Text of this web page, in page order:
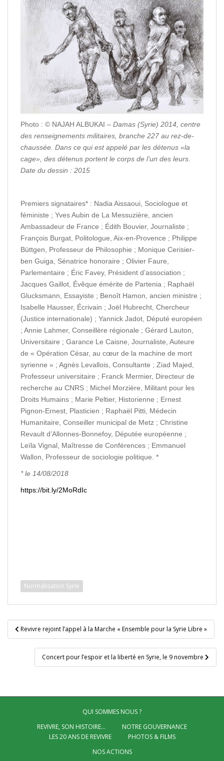
Photo : © NAJAH ALBUKAI – Damas (Syrie) 2014, centre
des renseignements militaires, branche 227 au rez-de-
chaussée. Dans ce qui est appelé par les détenus «la
cage», des détenus portent le corps de l’un des leurs.
Date du dessin : 2015
Premiers signataires* : Nadia Aissaoui, Sociologue et
féministe ; Yves Aubin de La Messuzière, ancien
Ambassadeur de France ; Édith Bouvier, Journaliste ;
François Burgat, Politologue, Aix-en-Provence ; Philippe
Büttgen, Professeur de Philosophie ; Monique Cerisier-
ben Guiga, Sénatrice honoraire ; Olivier Faure,
Parlementaire ; Éric Favey, Président d’association ;
Jacques Gaillot, Évêque émérite de Partenia ; Raphaël
Glucksmann, Essayiste ; Benoît Hamon, ancien ministre ;
Isabelle Hausser, Écrivain ; Joël Hubrecht, Chercheur
(Justice internationale) ; Yannick Jadot, Député européen
; Annie Lahmer, Conseillère régionale ; Gérard Lauton,
Universitaire ; Garance Le Caisne, Journaliste, Auteure
de « Opération César, au cœur de la machine de mort
syrienne » ; Agnès Levallois, Consultante ; Ziad Majed,
Professeur universitaire ; Franck Mermier, Directeur de
recherche au CNRS ; Michel Morzière, Militant pour les
Droits Humains ; Marie Peltier, Historienne ; Ernest
Pignon-Ernest, Plasticien ; Raphaël Pitti, Médecin
Humanitaire, Conseiller municipal de Metz ; Christine
Revault d’Allonnes-Bonnefoy, Députée européenne ;
Leïla Vignal, Maîtresse de Conférences ; Emmanuel
Wallon, Professeur de sociologie politique. *
* le 14/08/2018
https://bit.ly/2MoRdIc
Normalisation Syrie
Navigation
de
l’article
Revivre rejoint l’appel à la Marche « Ensemble pour la Syrie Libre »
Concert pour l’espoir et la liberté en Syrie, le 9 novembre
QUI SOMMES NOUS ?
REVIVRE, SON HISTOIRE…
NOTRE GOUVERNANCE
LES 20 ANS DE REVIVRE
PHOTOS & FILMS
NOS ACTIONS